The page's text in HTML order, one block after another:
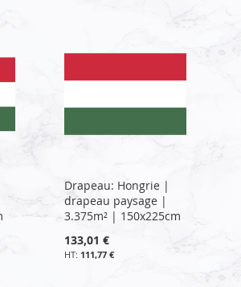
Drapeau: Hongrie |
drapeau paysage |
3.375m² | 150x225cm
133,01 €
111,77 €